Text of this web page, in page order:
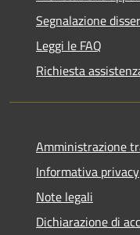
Segnalazione
Leggi le FAQ
Richiesta
Amministrazione
Informativa privacy
Note legali
Dichiarazione di